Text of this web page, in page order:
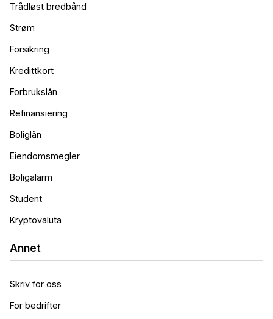
Trådløst bredbånd
Strøm
Forsikring
Kredittkort
Forbrukslån
Refinansiering
Boliglån
Eiendomsmegler
Boligalarm
Student
Kryptovaluta
Annet
Skriv for oss
For bedrifter